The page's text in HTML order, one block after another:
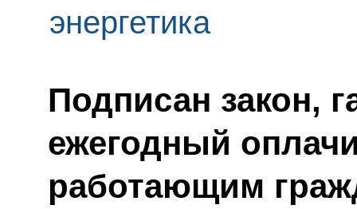
энергетика
Подписан закон,
ежегодный
работающим